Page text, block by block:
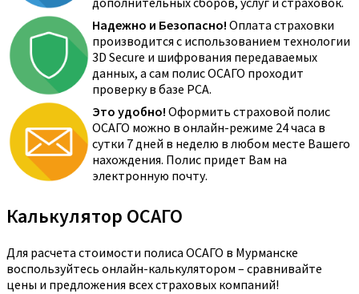
Надежно и Безопасно! Оплата страховки
производится с использованием технологии
3D Secure и шифрования передаваемых
данных, а сам полис ОСАГО проходит
проверку в базе РСА.
Это удобно! Оформить страховой полис
ОСАГО можно в онлайн-режиме 24 часа в
сутки 7 дней в неделю в любом месте Вашего
нахождения. Полис придет Вам на
электронную почту.
Калькулятор ОСАГО
Для расчета стоимости полиса ОСАГО в Мурманске
воспользуйтесь онлайн-калькулятором – сравнивайте
цены и предложения всех страховых компаний!